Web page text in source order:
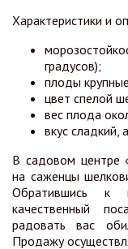
Характеристики и
градусов);
плоды
цвет спелой
вес плода
вкус сладкий,
В садовом центре
на саженцы
Обратившись к
качественный
радовать вас
Продажу